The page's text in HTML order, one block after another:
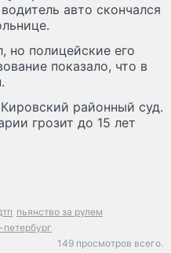
авто скончался
но полицейские его
показало, что в
районный суд.
грозит до 15 лет
пьянство за рулем
петербург
149 просмотров всего.